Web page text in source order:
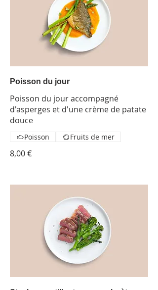
Poisson du jour
Poisson du jour accompagné
d'asperges et d'une crème de patate
douce
8,00 €
Poisson Fruits de mer